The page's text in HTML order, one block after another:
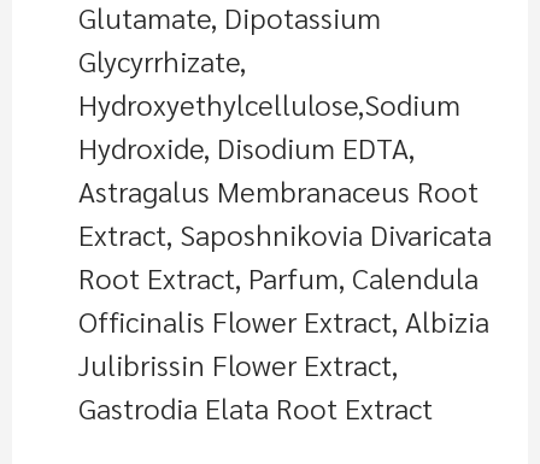
Glutamate, Dipotassium
Glycyrrhizate,
Hydroxyethylcellulose,Sodium
Hydroxide, Disodium EDTA,
Astragalus Membranaceus Root
Extract, Saposhnikovia Divaricata
Root Extract, Parfum, Calendula
Officinalis Flower Extract, Albizia
Julibrissin Flower Extract,
Gastrodia Elata Root Extract